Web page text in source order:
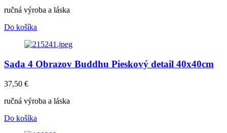
ručná výroba a láska
Do košíka
Sada 4 Obrazov Buddhu Pieskový detail 40x40cm
37,50 €
ručná výroba a láska
Do košíka